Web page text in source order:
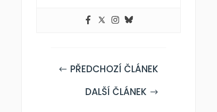
# PŘEDCHOZÍ ČLÁNEK
DALŠÍ ČLÁNEK $